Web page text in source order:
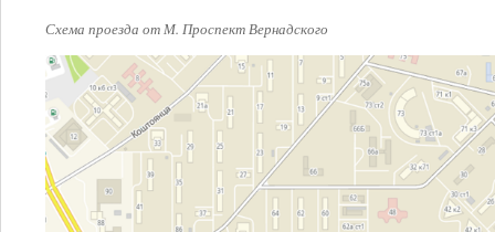
Схема проезда от М. Проспект Вернадского